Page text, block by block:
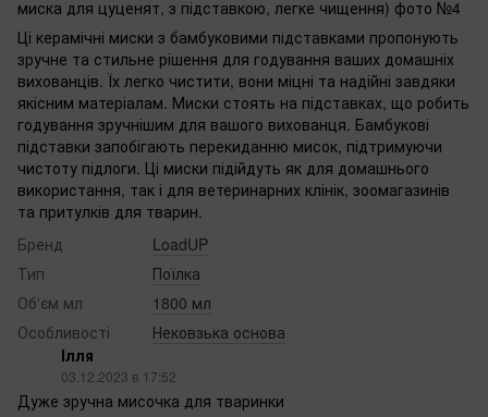
Ці керамічні миски з бамбуковими підставками пропонують
зручне та стильне рішення для годування ваших домашніх
вихованців. Їх легко чистити, вони міцні та надійні завдяки
якісним матеріалам. Миски стоять на підставках, що робить
годування зручнішим для вашого вихованця. Бамбукові
підставки запобігають перекиданню мисок, підтримуючи
чистоту підлоги. Ці миски підійдуть як для домашнього
використання, так і для ветеринарних клінік, зоомагазинів
та притулків для тварин.
Бренд
LoadUP
Тип
Поїлка
Об'єм мл
1800 мл
Особливості
Нековзька основа
Ілля
03.12.2023 в 17:52
Дуже зручна мисочка для тваринки